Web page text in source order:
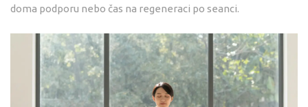
doma podporu nebo čas na regeneraci po seanci.